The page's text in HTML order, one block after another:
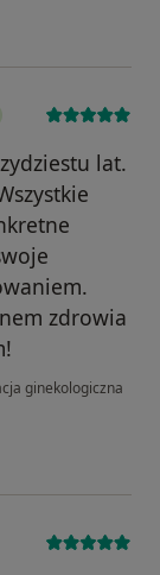
lat.
zdrowia
ginekologiczna